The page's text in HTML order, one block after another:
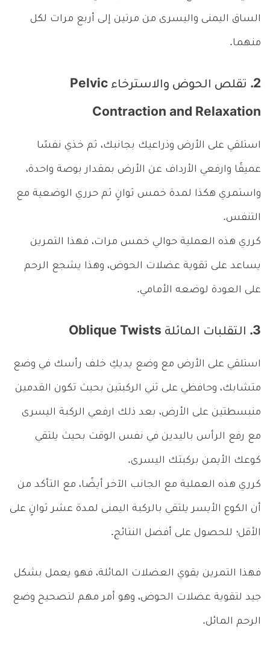
الساق اليمنى واليسرى من مرتين إلى أربع مرات لكل
منهما.
2. تقلص الحوض والاسترخاء Pelvic
Contraction and Relaxation
استلقي على الأرض وذراعيك بجانبك، ثم خذي نفسًا
عميقًا وارفعي الأرداف عن الأرض بمقدار بوصة واحدة،
واستمري هكذا لمدة خمس ثوانٍ ثم حرري الوضعية مع
التنفس.
كرري هذه العملية حوالي خمس مرات، فهذا التمرين
يساعد على تقوية عضلات الحوض، وهذا يشجع الرحم
على العودة لوضعه الأمامي.
3. التقلبات المائلة Oblique Twists
استلقي على الأرض مع وضع يديكِ خلف رأسك في وضع
متشابك، وحافظي على ثني الركبتين بحيث تكون القدمين
منبسطتين على الأرض، بعد ذلك ارفعي الركبة اليسرى
مع رفع الرأس باليدين في نفس الوقت بحيث يلتقي
كوعك الأيمن بركبتك اليسرى.
كرري هذه العملية مع الجانب الآخر أيضًا، مع التأكد من
أن الكوع الأيسر يلتقي بالركبة اليمنى لمدة عشر ثوانٍ على
الأقل؛ للحصول على أفضل النتائج.
فهذا التمرين يقوي العضلات المائلة، فهو يعمل بشكل
جيد لتقوية عضلات الحوض، وهو أمر مهم لتصحيح وضع
الرحم المائل.